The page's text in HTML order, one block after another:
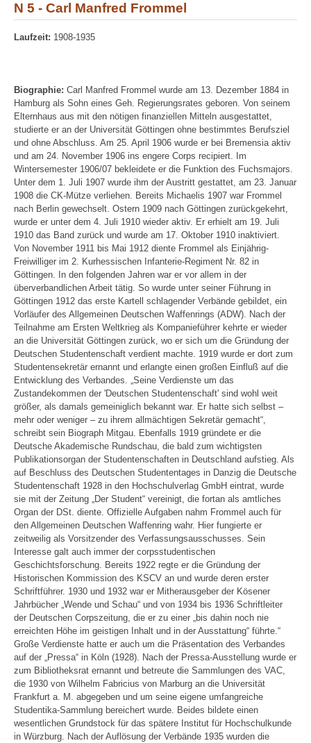
N 5 - Carl Manfred Frommel
Laufzeit: 1908-1935
Biographie: Carl Manfred Frommel wurde am 13. Dezember 1884 in
Hamburg als Sohn eines Geh. Regierungsrates geboren. Von seinem
Elternhaus aus mit den nötigen finanziellen Mitteln ausgestattet,
studierte er an der Universität Göttingen ohne bestimmtes Berufsziel
und ohne Abschluss. Am 25. April 1906 wurde er bei Bremensia aktiv
und am 24. November 1906 ins engere Corps recipiert. Im
Wintersemester 1906/07 bekleidete er die Funktion des Fuchsmajors.
Unter dem 1. Juli 1907 wurde ihm der Austritt gestattet, am 23. Januar
1908 die CK-Mütze verliehen. Bereits Michaelis 1907 war Frommel
nach Berlin gewechselt. Ostern 1909 nach Göttingen zurückgekehrt,
wurde er unter dem 4. Juli 1910 wieder aktiv. Er erhielt am 19. Juli
1910 das Band zurück und wurde am 17. Oktober 1910 inaktiviert.
Von November 1911 bis Mai 1912 diente Frommel als Einjährig-
Freiwilliger im 2. Kurhessischen Infanterie-Regiment Nr. 82 in
Göttingen. In den folgenden Jahren war er vor allem in der
überverbandlichen Arbeit tätig. So wurde unter seiner Führung in
Göttingen 1912 das erste Kartell schlagender Verbände gebildet, ein
Vorläufer des Allgemeinen Deutschen Waffenrings (ADW). Nach der
Teilnahme am Ersten Weltkrieg als Kompanieführer kehrte er wieder
an die Universität Göttingen zurück, wo er sich um die Gründung der
Deutschen Studentenschaft verdient machte. 1919 wurde er dort zum
Studentensekretär ernannt und erlangte einen großen Einfluß auf die
Entwicklung des Verbandes. „Seine Verdienste um das
Zustandekommen der 'Deutschen Studentenschaft' sind wohl weit
größer, als damals gemeiniglich bekannt war. Er hatte sich selbst –
mehr oder weniger – zu ihrem allmächtigen Sekretär gemacht“,
schreibt sein Biograph Mitgau. Ebenfalls 1919 gründete er die
Deutsche Akademische Rundschau, die bald zum wichtigsten
Publikationsorgan der Studentenschaften in Deutschland aufstieg. Als
auf Beschluss des Deutschen Studententages in Danzig die Deutsche
Studentenschaft 1928 in den Hochschulverlag GmbH eintrat, wurde
sie mit der Zeitung „Der Student“ vereinigt, die fortan als amtliches
Organ der DSt. diente. Offizielle Aufgaben nahm Frommel auch für
den Allgemeinen Deutschen Waffenring wahr. Hier fungierte er
zeitweilig als Vorsitzender des Verfassungsausschusses. Sein
Interesse galt auch immer der corpsstudentischen
Geschichtsforschung. Bereits 1922 regte er die Gründung der
Historischen Kommission des KSCV an und wurde deren erster
Schriftführer. 1930 und 1932 war er Mitherausgeber der Kösener
Jahrbücher „Wende und Schau“ und von 1934 bis 1936 Schriftleiter
der Deutschen Corpszeitung, die er zu einer „bis dahin noch nie
erreichten Höhe im geistigen Inhalt und in der Ausstattung“ führte.“
Große Verdienste hatte er auch um die Präsentation des Verbandes
auf der „Pressa“ in Köln (1928). Nach der Pressa-Ausstellung wurde er
zum Bibliotheksrat ernannt und betreute die Sammlungen des VAC,
die 1930 von Wilhelm Fabricius von Marburg an die Universität
Frankfurt a. M. abgegeben und um seine eigene umfangreiche
Studentika-Sammlung bereichert wurde. Beides bildete einen
wesentlichen Grundstock für das spätere Institut für Hochschulkunde
in Würzburg. Nach der Auflösung der Verbände 1935 wurden die